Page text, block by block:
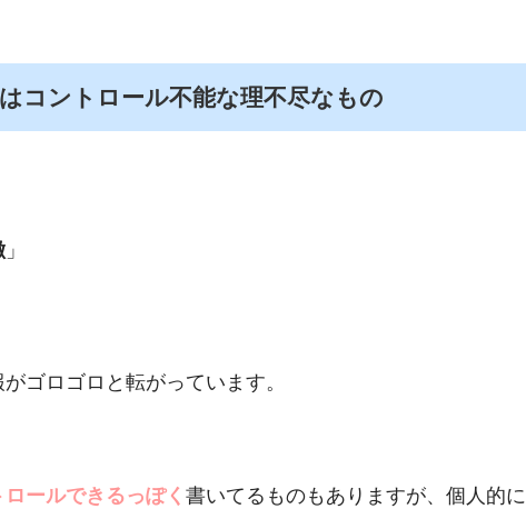
コントロール不能な理不尽なもの
」
ゴロゴロと転がっています。
ールできるっぽく 書いてるものもありますが、個人的に